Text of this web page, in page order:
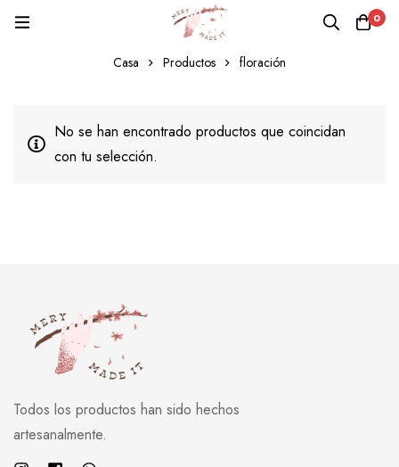
0
floración
Casa Productos floración
No se han encontrado productos que coincidan
con tu selección.
Todos los productos han sido hechos
artesanalmente.